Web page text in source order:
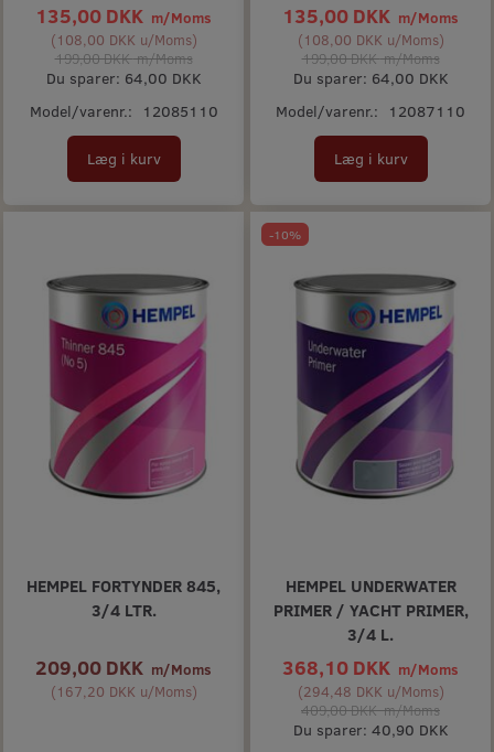
135,00 DKK m/Moms
(108,00 DKK u/Moms)
199,00 DKKm/Moms
Du sparer: 64,00 DKK
Model/varenr.:
12085110
Læg i kurv
135,00 DKK m/Moms
(108,00 DKK u/Moms)
199,00 DKKm/Moms
Du sparer: 64,00 DKK
Model/varenr.:
12087110
Læg i kurv
HEMPEL FORTYNDER 845,
3/4 LTR.
209,00 DKK m/Moms
(167,20 DKK u/Moms)
-10%
HEMPEL UNDERWATER
PRIMER / YACHT PRIMER,
3/4 L.
368,10 DKK m/Moms
(294,48 DKK u/Moms)
409,00 DKKm/Moms
Du sparer: 40,90 DKK